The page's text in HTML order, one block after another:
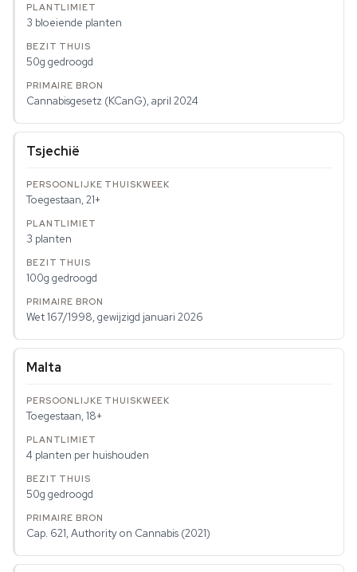
3 bloeiende planten
50g gedroogd
Cannabisgesetz (KCanG), april 2024
Tsjechië
Toegestaan, 21+
3 planten
100g gedroogd
Wet 167/1998, gewijzigd januari 2026
Malta
Toegestaan, 18+
4 planten per huishouden
50g gedroogd
Cap. 621, Authority on Cannabis (2021)